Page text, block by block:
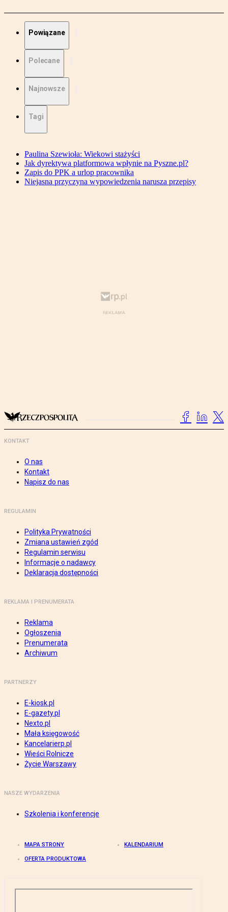
Powiązane
Polecane
Najnowsze
Tagi
Paulina Szewioła: Wiekowi stażyści
Jak dyrektywa platformowa wpłynie na Pyszne.pl?
Zapis do PPK a urlop pracownika
Niejasna przyczyna wypowiedzenia narusza przepisy
KONTAKT
O nas
Kontakt
Napisz do nas
REGULAMIN
Polityka Prywatności
Zmiana ustawień zgód
Regulamin serwisu
Informacje o nadawcy
Deklaracja dostępności
REKLAMA I PRENUMERATA
Reklama
Ogłoszenia
Prenumerata
Archiwum
PARTNERZY
E-kiosk.pl
E-gazety.pl
Nexto.pl
Mała księgowość
Kancelarierp.pl
Wieści Rolnicze
Życie Warszawy
NASZE WYDARZENIA
Szkolenia i konferencje
MAPA STRONY KALENDARIUM
OFERTA PRODUKTOWA